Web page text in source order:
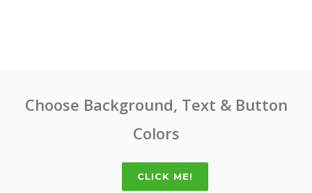
Choose Background, Text & Button
Colors
CLICK ME!